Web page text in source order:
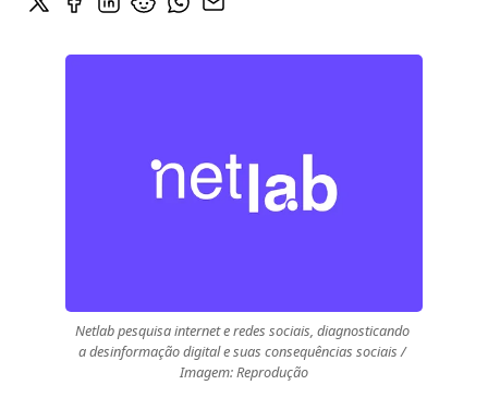
Netlab pesquisa internet e redes sociais, diagnosticando
a desinformação digital e suas consequências sociais /
Imagem: Reprodução